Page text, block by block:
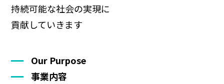
持続可能な社会の実現に
貢献していきます
Our Purpose
事業内容